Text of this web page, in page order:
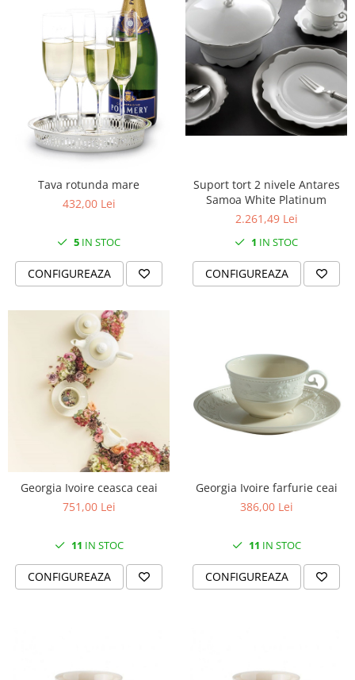
Tava rotunda mare
432,00 Lei
5 IN STOC
CONFIGUREAZA
Suport tort 2 nivele Antares
Samoa White Platinum
2.261,49 Lei
1 IN STOC
CONFIGUREAZA
Georgia Ivoire ceasca ceai
751,00 Lei
11 IN STOC
CONFIGUREAZA
Georgia Ivoire farfurie ceai
386,00 Lei
11 IN STOC
CONFIGUREAZA